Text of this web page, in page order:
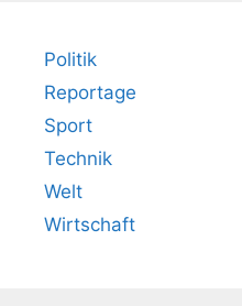
Politik
Reportage
Sport
Technik
Welt
Wirtschaft